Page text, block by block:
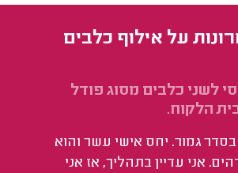
על אילוף כלבים
לשני כלבים מסוג פודל
הלקוח.
גמור. יחס אישי עשר והוא
אני עדיין בתהליך, אז אני